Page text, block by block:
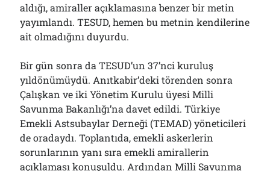
aldığı, amiraller açıklamasına benzer bir metin
yayımlandı. TESUD, hemen bu metnin kendilerine
ait olmadığını duyurdu.
Bir gün sonra da TESUD’un 37’nci kuruluş
yıldönümüydü. Anıtkabir’deki törenden sonra
Çalışkan ve iki Yönetim Kurulu üyesi Milli
Savunma Bakanlığı’na davet edildi. Türkiye
Emekli Astsubaylar Derneği (TEMAD) yöneticileri
de oradaydı. Toplantıda, emekli askerlerin
sorunlarının yanı sıra emekli amirallerin
açıklaması konuşuldu. Ardından Milli Savunma